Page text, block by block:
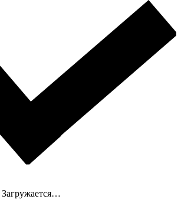
Загружается…